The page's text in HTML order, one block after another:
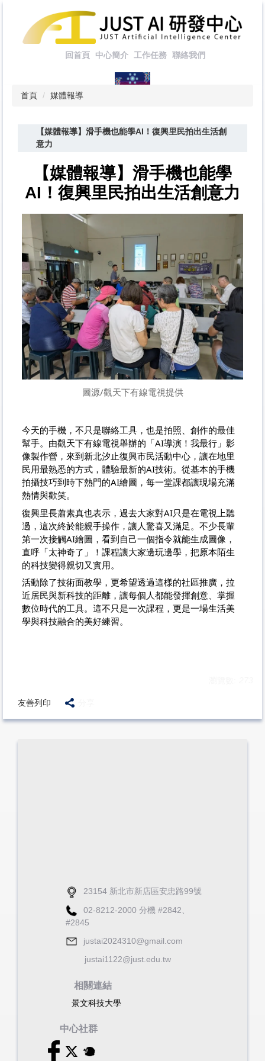
回首頁 中心簡介 工作任務 聯絡我們
首頁 媒體報導
【媒體報導】滑手機也能學AI！復興里民拍出生活創
意力
【媒體報導】滑手機也能學
AI！復興里民拍出生活創意力
圖源/觀天下有線電視提供
今天的手機，不只是聯絡工具，也是拍照、創作的最佳
幫手。由觀天下有線電視舉辦的「AI導演！我最行」影
像製作營，來到新北汐止復興市民活動中心，讓在地里
民用最熟悉的方式，體驗最新的AI技術。從基本的手機
拍攝技巧到時下熱門的AI繪圖，每一堂課都讓現場充滿
熱情與歡笑。
復興里長蕭素真也表示，過去大家對AI只是在電視上聽
過，這次終於能親手操作，讓人驚喜又滿足。不少長輩
第一次接觸AI繪圖，看到自己一個指令就能生成圖像，
直呼「太神奇了」！課程讓大家邊玩邊學，把原本陌生
的科技變得親切又實用。
活動除了技術面教學，更希望透過這樣的社區推廣，拉
近居民與新科技的距離，讓每個人都能發揮創意、掌握
數位時代的工具。這不只是一次課程，更是一場生活美
學與科技融合的美好練習。
友善列印
23154 新北市新店區安忠路99號
02-8212-2000 分機 #2842、
#2845
justai2024310@gmail.com
justai1122@just.edu.tw
相關連結
景文科技大學
中心社群